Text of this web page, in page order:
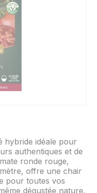
hybride idéale pour
authentiques et de
ronde rouge,
offre une chair
pour toutes vos
dégustée nature.